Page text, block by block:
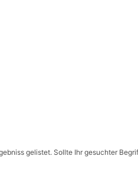
gelistet. Sollte Ihr gesuchter